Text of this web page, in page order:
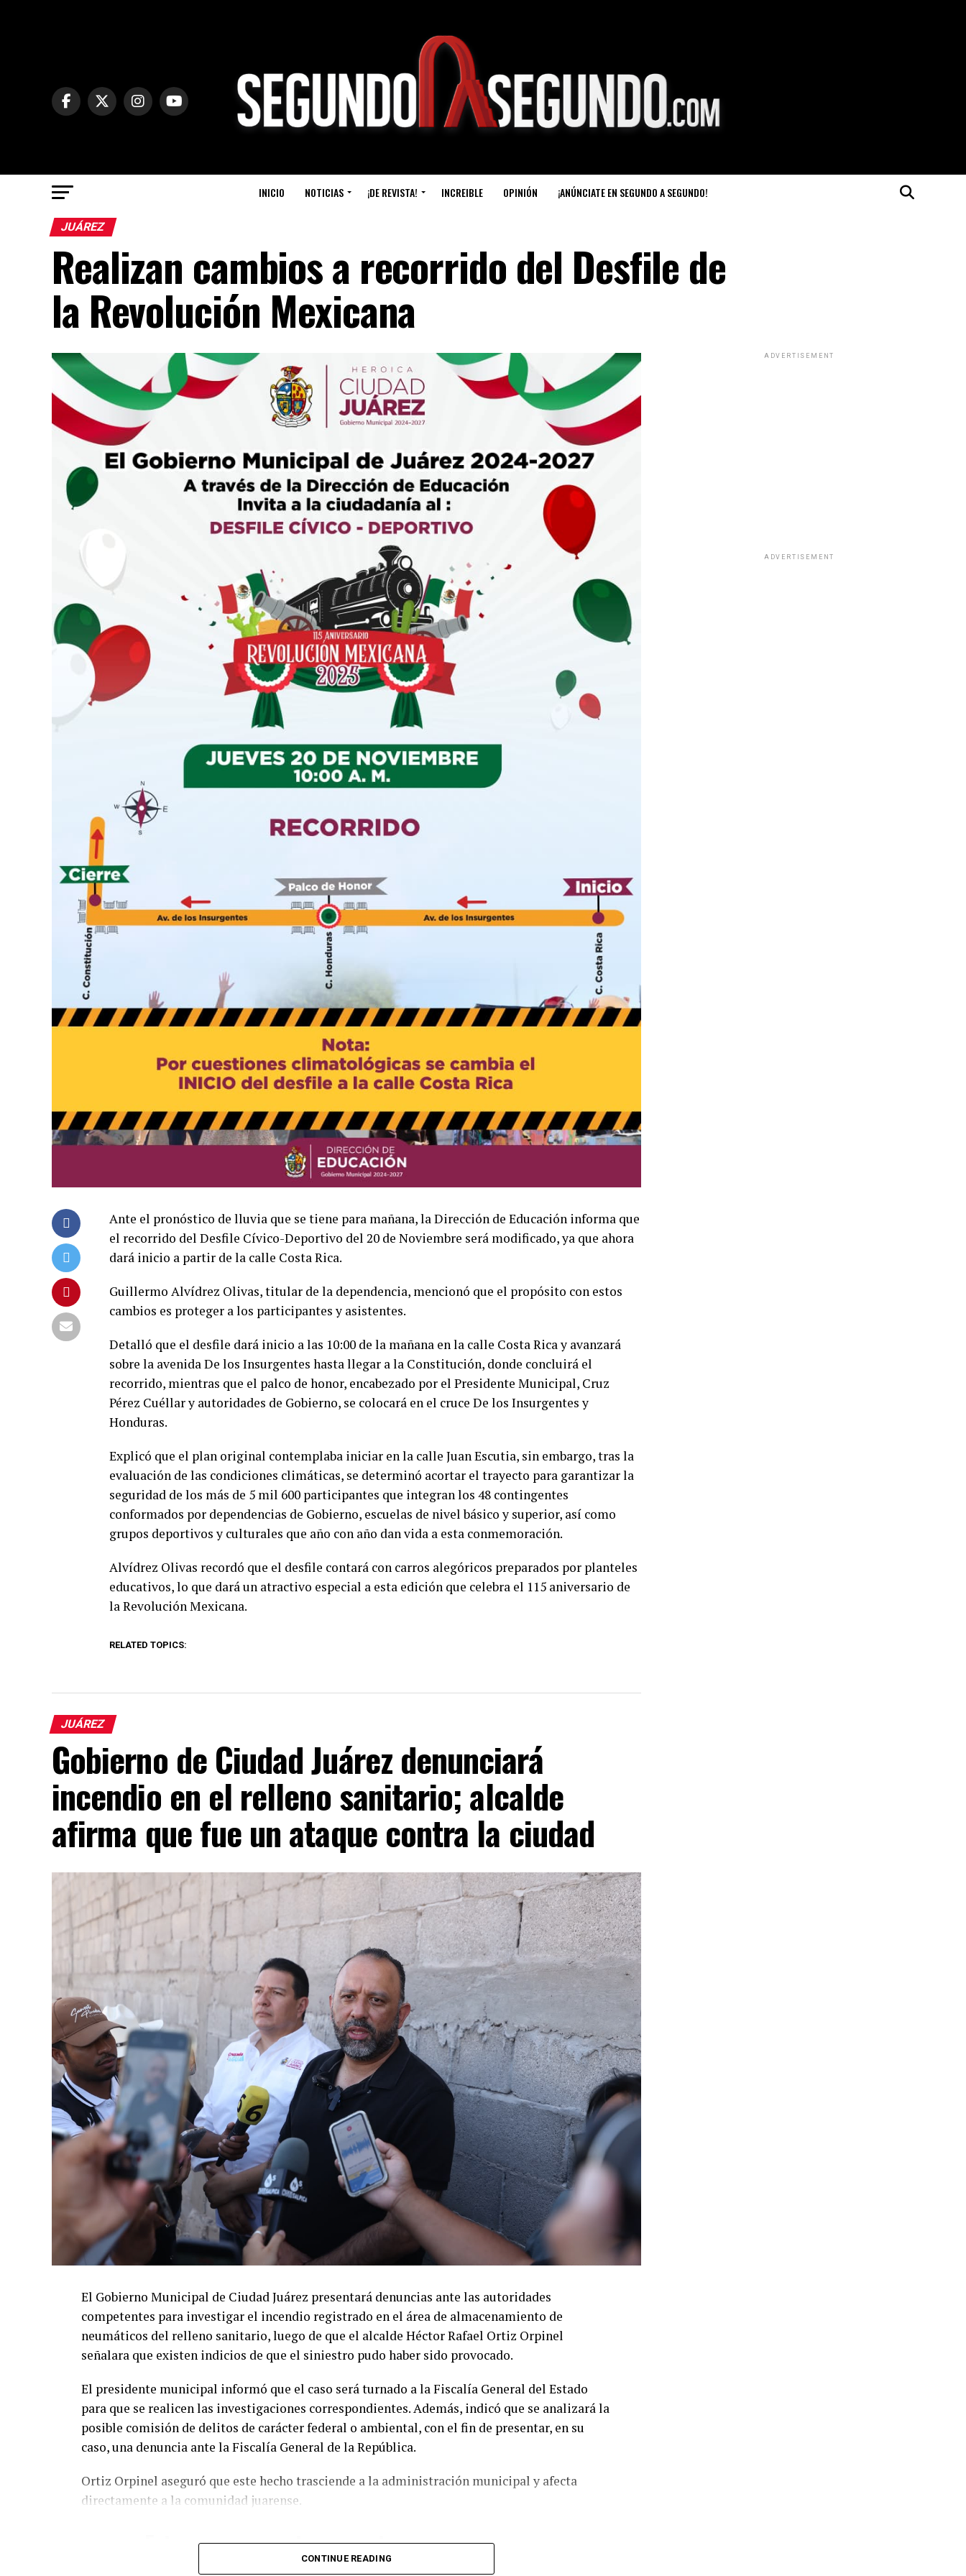
INICIO NOTICIAS ¡DE REVISTA! INCREIBLE OPINIÓN ¡ANÚNCIATE EN SEGUNDO A SEGUNDO!
JUÁREZ
Realizan cambios a recorrido del Desfile de
la Revolución Mexicana
Ante el pronóstico de lluvia que se tiene para mañana, la Dirección de Educación informa que
el recorrido del Desfile Cívico-Deportivo del 20 de Noviembre será modificado, ya que ahora
dará inicio a partir de la calle Costa Rica.
Guillermo Alvídrez Olivas, titular de la dependencia, mencionó que el propósito con estos
cambios es proteger a los participantes y asistentes.
Detalló que el desfile dará inicio a las 10:00 de la mañana en la calle Costa Rica y avanzará
sobre la avenida De los Insurgentes hasta llegar a la Constitución, donde concluirá el
recorrido, mientras que el palco de honor, encabezado por el Presidente Municipal, Cruz
Pérez Cuéllar y autoridades de Gobierno, se colocará en el cruce De los Insurgentes y
Honduras.
Explicó que el plan original contemplaba iniciar en la calle Juan Escutia, sin embargo, tras la
evaluación de las condiciones climáticas, se determinó acortar el trayecto para garantizar la
seguridad de los más de 5 mil 600 participantes que integran los 48 contingentes
conformados por dependencias de Gobierno, escuelas de nivel básico y superior, así como
grupos deportivos y culturales que año con año dan vida a esta conmemoración.
Alvídrez Olivas recordó que el desfile contará con carros alegóricos preparados por planteles
educativos, lo que dará un atractivo especial a esta edición que celebra el 115 aniversario de
la Revolución Mexicana.
RELATED TOPICS:
JUÁREZ
Gobierno de Ciudad Juárez denunciará
incendio en el relleno sanitario; alcalde
afirma que fue un ataque contra la ciudad
El Gobierno Municipal de Ciudad Juárez presentará denuncias ante las autoridades
competentes para investigar el incendio registrado en el área de almacenamiento de
neumáticos del relleno sanitario, luego de que el alcalde Héctor Rafael Ortiz Orpinel
señalara que existen indicios de que el siniestro pudo haber sido provocado.
El presidente municipal informó que el caso será turnado a la Fiscalía General del Estado
para que se realicen las investigaciones correspondientes. Además, indicó que se analizará la
posible comisión de delitos de carácter federal o ambiental, con el fin de presentar, en su
caso, una denuncia ante la Fiscalía General de la República.
Ortiz Orpinel aseguró que este hecho trasciende a la administración municipal y afecta
directamente a la comunidad juarense.
«Esto ya no es un ataque contra una
administración municipal; es un ataque contra
CONTINUE READING
ADVERTISEMENT
ADVERTISEMENT